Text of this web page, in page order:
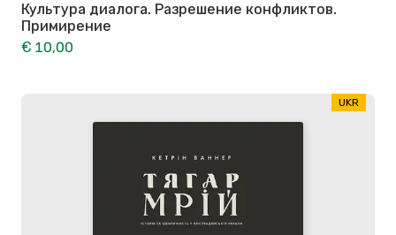
Культура диалога. Разрешение конфликтов.
Примирение
€ 10,00
UKR